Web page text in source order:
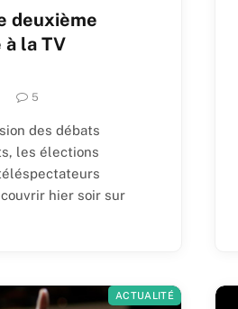
deuxième
à la TV
5
des débats
les élections
hier soir sur
ACTUALITÉ